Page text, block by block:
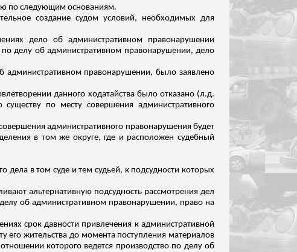
по следующим основаниям.
создание судом условий, необходимых для
делооб административном правонарушении
по делу об административном правонарушении, дело
административном правонарушении, было заявлено
данного ходатайства было отказано (л.д.
по месту совершения административного
административного правонарушения будет
в том же округе, где и расположен судебный
дела в том суде и тем судьей, к подсудности которых
альтернативную подсудность рассмотрения дел
об административном правонарушении, право на
срок давности привлечения к административной
его жительства до момента поступления материалов
которого ведется производство по делу об